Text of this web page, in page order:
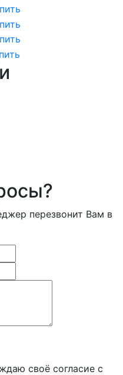
перезвонит Вам в
своё согласие с